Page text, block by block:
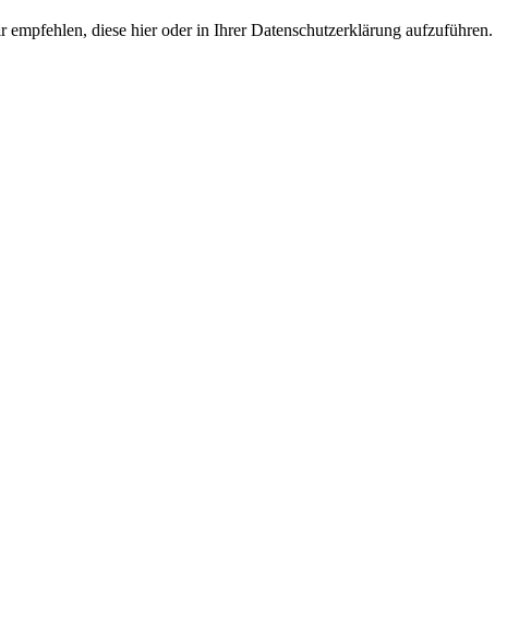
diese hier oder in Ihrer Datenschutzerklärung aufzuführen.